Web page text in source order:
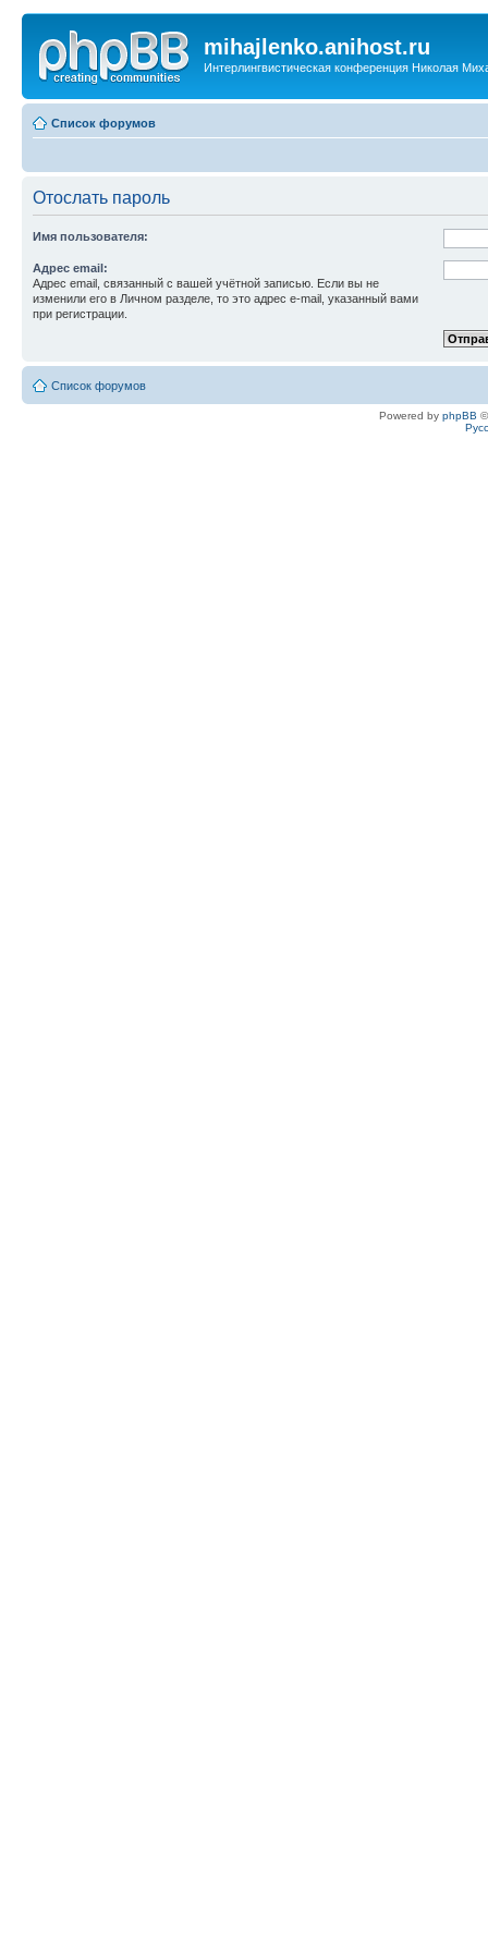
mihajlenko.anihost.ru
Интерлингвистическая конференция Николая
Список форумов
Отослать пароль
Имя пользователя:
Адрес email:
Адрес email, связанный с вашей учётной записью. Если вы не
изменили его в Личном разделе, то это адрес e-mail, указанный вами
при регистрации.
Список форумов
Powered by phpBB